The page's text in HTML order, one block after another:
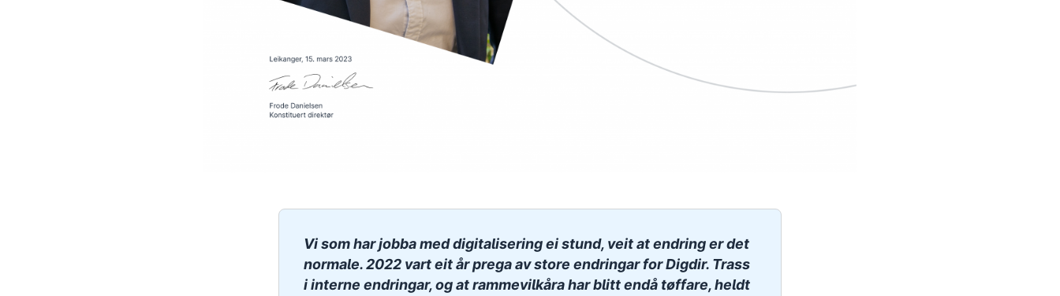
Vi som har jobba med digitalisering ei stund, veit at endring er det
normale. 2022 vart eit år prega av store endringar for Digdir. Trass
i interne endringar, og at rammevilkåra har blitt endå tøffare, heldt